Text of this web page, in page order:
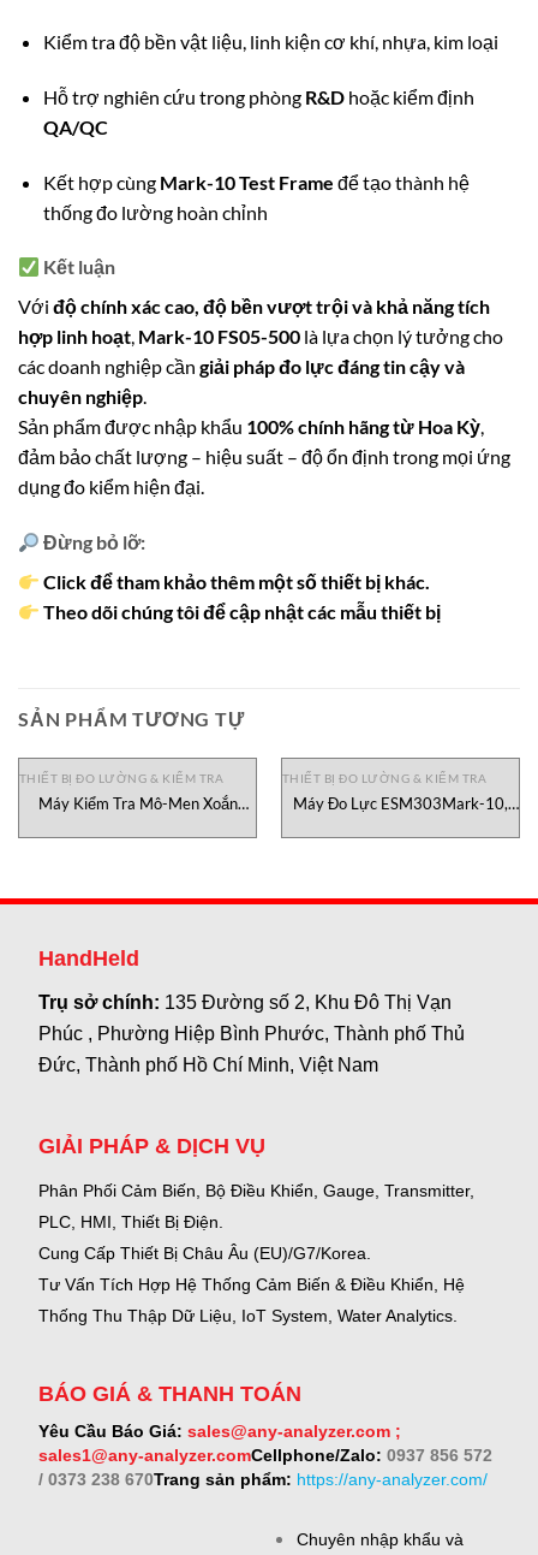
Kiểm tra độ bền vật liệu, linh kiện cơ khí, nhựa, kim loại
Hỗ trợ nghiên cứu trong phòng R&Dhoặc kiểm định
QA/QC
Kết hợp cùng Mark-10 Test Frame để tạo thành hệ
thống đo lường hoàn chỉnh
Kết luận
Với độ chính xác cao, độ bền vượt trội và khả năng tích
hợp linh hoạt, Mark-10 FS05-500 là lựa chọn lý tưởng cho
các doanh nghiệp cần giải pháp đo lực đáng tin cậy và
chuyên nghiệp.
Sản phẩm được nhập khẩu 100% chính hãng từ Hoa Kỳ,
đảm bảo chất lượng – hiệu suất – độ ổn định trong mọi ứng
dụng đo kiểm hiện đại.
Đừng bỏ lỡ:
Click để tham khảo thêm một số thiết bị khác.
Theo dõi chúng tôi để cập nhật các mẫu thiết bị
SẢN PHẨM TƯƠNG TỰ
THIẾT BỊ ĐO LƯỜNG & KIỂM TRA
Máy Kiểm Tra Mô-Men Xoắn
THIẾT BỊ ĐO LƯỜNG & KIỂM TRA
Máy Đo Lực ESM303Mark-10,
HandHeld
Trụ sở chính: 135 Đường số 2, Khu Đô Thị Vạn
Phúc , Phường Hiệp Bình Phước, Thành phố Thủ
Đức, Thành phố Hồ Chí Minh, Việt Nam
GIẢI PHÁP & DỊCH VỤ
Phân Phối Cảm Biến, Bộ Điều Khiển, Gauge, Transmitter,
PLC, HMI, Thiết Bị Điện.
Cung Cấp Thiết Bị Châu Âu (EU)/G7/Korea.
Tư Vấn Tích Hợp Hệ Thống Cảm Biến & Điều Khiển, Hệ
Thống Thu Thập Dữ Liệu, IoT System, Water Analytics.
BÁO GIÁ & THANH TOÁN
Yêu Cầu Báo Giá: sales@any-analyzer.com ;
sales1@any-analyzer.comCellphone/Zalo: 0937 856 572
/ 0373 238 670Trang sản phẩm: https://any-analyzer.com/
Chuyên nhập khẩu và